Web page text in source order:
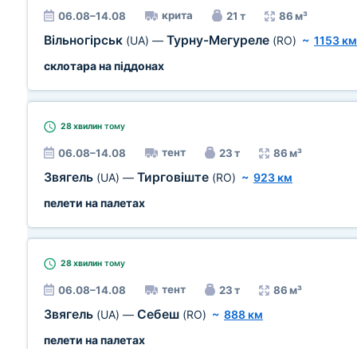
06.08–14.08 крита 21 т 86 м³
Вільногірськ (UA) — Турну-Мегуреле (RO) ~ 1153 км
склотара на піддонах
28 хвилин тому
06.08–14.08 тент 23 т 86 м³
Звягель (UA) — Тирговіште (RO) ~ 923 км
пелети на палетах
28 хвилин тому
06.08–14.08 тент 23 т 86 м³
Звягель (UA) — Себеш (RO) ~ 888 км
пелети на палетах